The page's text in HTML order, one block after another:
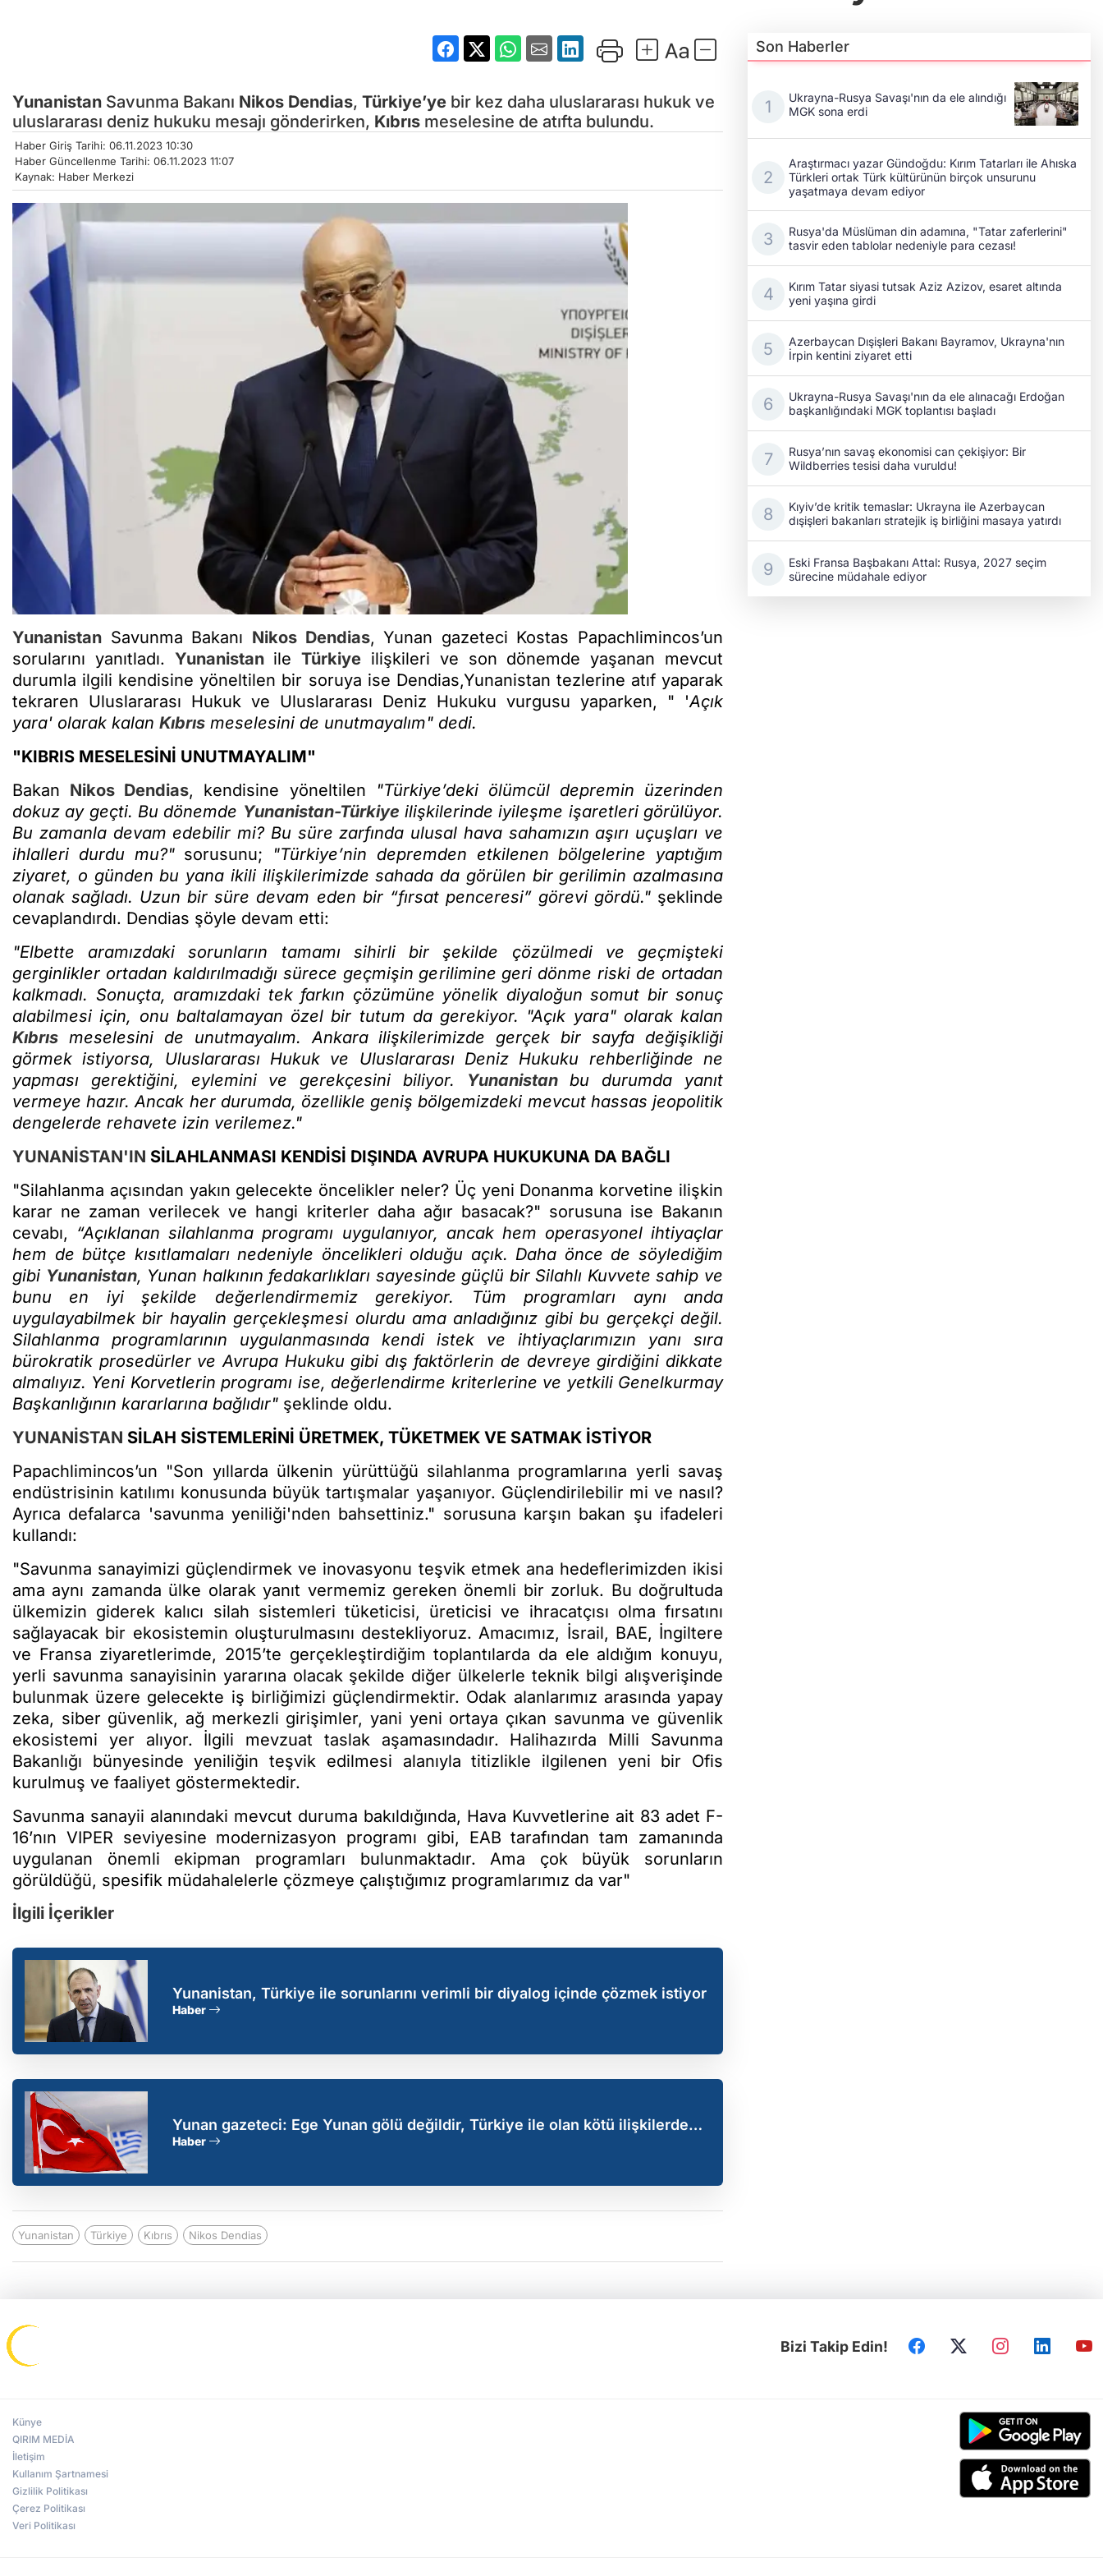
Yunanistan Savunma Bakanı Nikos Dendias, Türkiye’ye bir kez daha uluslararası hukuk ve
uluslararası deniz hukuku mesajı gönderirken, Kıbrıs meselesine de atıfta bulundu.
Haber Giriş Tarihi: 06.11.2023 10:30
Haber Güncellenme Tarihi: 06.11.2023 11:07
Kaynak: Haber Merkezi
Yunanistan Savunma Bakanı Nikos Dendias, Yunan gazeteci Kostas Papachlimincos’un
sorularını yanıtladı. YunanistanileTürkiye ilişkileri ve son dönemde yaşanan mevcut
durumla ilgili kendisine yöneltilen bir soruya ise Dendias,Yunanistan tezlerine atıf yaparak
tekraren Uluslararası Hukuk ve Uluslararası Deniz Hukuku vurgusu yaparken, " 'Açık
yara' olarak kalan Kıbrıs meselesini de unutmayalım" dedi.
"KIBRIS MESELESİNİ UNUTMAYALIM"
Bakan Nikos Dendias, kendisine yöneltilen
"Türkiye’deki ölümcül depremin üzerinden
dokuz ay geçti. Bu dönemde Yunanistan-Türkiye ilişkilerinde iyileşme işaretleri görülüyor.
Bu zamanla devam edebilir mi? Bu süre zarfında ulusal hava sahamızın aşırı uçuşları ve
ihlalleri durdu mu?"sorusunu;
"Türkiye’nin depremden etkilenen bölgelerine yaptığım
ziyaret, o günden bu yana ikili ilişkilerimizde sahada da görülen bir gerilimin azalmasına
olanak sağladı. Uzun bir süre devam eden bir “fırsat penceresi” görevi gördü."şeklinde
cevaplandırdı. Dendias şöyle devam etti:
"Elbette aramızdaki sorunların tamamı sihirli bir şekilde çözülmedi ve geçmişteki
gerginlikler ortadan kaldırılmadığı sürece geçmişin gerilimine geri dönme riski de ortadan
kalkmadı. Sonuçta, aramızdaki tek farkın çözümüne yönelik diyaloğun somut bir sonuç
alabilmesi için, onu baltalamayan özel bir tutum da gerekiyor. "Açık yara" olarak kalan
Kıbrıs meselesini de unutmayalım. Ankara ilişkilerimizde gerçek bir sayfa değişikliği
görmek istiyorsa, Uluslararası Hukuk ve Uluslararası Deniz Hukuku rehberliğinde ne
yapması gerektiğini, eylemini ve gerekçesini biliyor. Yunanistanbu durumda yanıt
vermeye hazır. Ancak her durumda, özellikle geniş bölgemizdeki mevcut hassas jeopolitik
dengelerde rehavete izin verilemez."
YUNANİSTAN'IN SİLAHLANMASI KENDİSİ DIŞINDA AVRUPA HUKUKUNA DA BAĞLI
"Silahlanma açısından yakın gelecekte öncelikler neler? Üç yeni Donanma korvetine ilişkin
karar ne zaman verilecek ve hangi kriterler daha ağır basacak?" sorusuna ise Bakanın
cevabı, “Açıklanan silahlanma programı uygulanıyor, ancak hem operasyonel ihtiyaçlar
hem de bütçe kısıtlamaları nedeniyle öncelikleri olduğu açık. Daha önce de söylediğim
gibi Yunanistan, Yunan halkının fedakarlıkları sayesinde güçlü bir Silahlı Kuvvete sahip ve
bunu en iyi şekilde değerlendirmemiz gerekiyor. Tüm programları aynı anda
uygulayabilmek bir hayalin gerçekleşmesi olurdu ama anladığınız gibi bu gerçekçi değil.
Silahlanma programlarının uygulanmasında kendi istek ve ihtiyaçlarımızın yanı sıra
bürokratik prosedürler ve Avrupa Hukuku gibi dış faktörlerin de devreye girdiğini dikkate
almalıyız. Yeni Korvetlerin programı ise, değerlendirme kriterlerine ve yetkili Genelkurmay
Başkanlığının kararlarına bağlıdır" şeklinde oldu.
YUNANİSTAN SİLAH SİSTEMLERİNİ ÜRETMEK, TÜKETMEK VE SATMAK İSTİYOR
Papachlimincos’un "Son yıllarda ülkenin yürüttüğü silahlanma programlarına yerli savaş
endüstrisinin katılımı konusunda büyük tartışmalar yaşanıyor. Güçlendirilebilir mi ve nasıl?
Ayrıca defalarca 'savunma yeniliği'nden bahsettiniz." sorusuna karşın bakan şu ifadeleri
kullandı:
"Savunma sanayimizi güçlendirmek ve inovasyonu teşvik etmek ana hedeflerimizden ikisi
ama aynı zamanda ülke olarak yanıt vermemiz gereken önemli bir zorluk. Bu doğrultuda
ülkemizin giderek kalıcı silah sistemleri tüketicisi, üreticisi ve ihracatçısı olma fırsatını
sağlayacak bir ekosistemin oluşturulmasını destekliyoruz. Amacımız, İsrail, BAE, İngiltere
ve Fransa ziyaretlerimde, 2015’te gerçekleştirdiğim toplantılarda da ele aldığım konuyu,
yerli savunma sanayisinin yararına olacak şekilde diğer ülkelerle teknik bilgi alışverişinde
bulunmak üzere gelecekte iş birliğimizi güçlendirmektir. Odak alanlarımız arasında yapay
zeka, siber güvenlik, ağ merkezli girişimler, yani yeni ortaya çıkan savunma ve güvenlik
ekosistemi yer alıyor. İlgili mevzuat taslak aşamasındadır. Halihazırda Milli Savunma
Bakanlığı bünyesinde yeniliğin teşvik edilmesi alanıyla titizlikle ilgilenen yeni bir Ofis
kurulmuş ve faaliyet göstermektedir.
Savunma sanayii alanındaki mevcut duruma bakıldığında, Hava Kuvvetlerine ait 83 adet F-
16’nın VIPER seviyesine modernizasyon programı gibi, EAB tarafından tam zamanında
uygulanan önemli ekipman programları bulunmaktadır. Ama çok büyük sorunların
görüldüğü, spesifik müdahalelerle çözmeye çalıştığımız programlarımız da var"
İlgili İçerikler
Yunanistan, Türkiye ile sorunlarını verimli bir diyalog içinde çözmek istiyor
Haber
Yunan gazeteci: Ege Yunan gölü değildir, Türkiye ile olan kötü ilişkilerden
Yunanistan sorumlu
Haber
Yunanistan Türkiye Kıbrıs Nikos Dendias
Son Haberler
Ukrayna-Rusya Savaşı'nın da ele alındığı
MGK sona erdi
Araştırmacı yazar Gündoğdu: Kırım Tatarları ile Ahıska
Türkleri ortak Türk kültürünün birçok unsurunu
yaşatmaya devam ediyor
Rusya'da Müslüman din adamına, "Tatar zaferlerini"
tasvir eden tablolar nedeniyle para cezası!
Kırım Tatar siyasi tutsak Aziz Azizov, esaret altında
yeni yaşına girdi
Azerbaycan Dışişleri Bakanı Bayramov, Ukrayna'nın
İrpin kentini ziyaret etti
Ukrayna-Rusya Savaşı'nın da ele alınacağı Erdoğan
başkanlığındaki MGK toplantısı başladı
Rusya’nın savaş ekonomisi can çekişiyor: Bir
Wildberries tesisi daha vuruldu!
Kıyiv’de kritik temaslar: Ukrayna ile Azerbaycan
dışişleri bakanları stratejik iş birliğini masaya yatırdı
Eski Fransa Başbakanı Attal: Rusya, 2027 seçim
sürecine müdahale ediyor
Bizi Takip Edin!
Künye
QIRIM MEDİA
İletişim
Kullanım Şartnamesi
Gizlilik Politikası
Çerez Politikası
Veri Politikası